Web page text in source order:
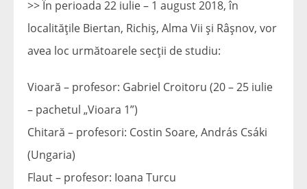
>> În perioada 22 iulie – 1 august 2018, în
localitățile Biertan, Richiș, Alma Vii și Râșnov, vor
avea loc următoarele secții de studiu:
Vioară – profesor: Gabriel Croitoru (20 – 25 iulie
– pachetul „Vioara 1”)
Chitară – profesori: Costin Soare, András Csáki
(Ungaria)
Flaut – profesor: Ioana Turcu